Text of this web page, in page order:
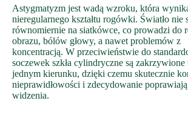
Astygmatyzm jest wadą wzroku, która
nieregularnego kształtu rogówki. Światło nie
równomiernie na siatkówce, co prowadzi do
obrazu, bólów głowy, a nawet problemów z
koncentracją. W przeciwieństwie do
soczewek szkła cylindryczne są
jednym kierunku, dzięki czemu skutecznie
nieprawidłowości i zdecydowanie
widzenia.